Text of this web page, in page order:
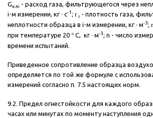
Gклi - расход газа, фильтрующегося через
i-м измерении, кг · с-1; r i - плотность газа,
неплотности образца в i-м измерении, кг · м-3; r
при температуре 20 ° С, кг · м-3; n - число
времени испытаний.
Приведенное сопротивление образца
определяется по той же формуле с
измерений согласно п. 7.5 настоящих норм.
9.2. Предел огнестойкости для каждого
часах или минутах по моменту наступления